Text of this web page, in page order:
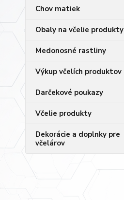
Chov matiek
Obaly na včelie produkty
Medonosné rastliny
Výkup včelích produktov
Darčekové poukazy
Včelie produkty
Dekorácie a doplnky pre
včelárov